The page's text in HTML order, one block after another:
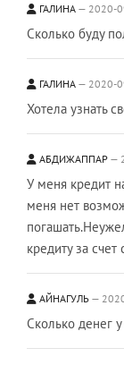
ГАЛИНА 2020-
Сколько буду
ГАЛИНА 2020-
Хотела узнать
АБДИЖАППАР
У меня кредит
меня нет
кредиту за
АЙНАГУЛЬ
Сколько денег